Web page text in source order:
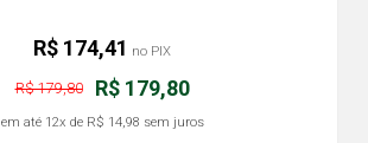
R$ 179,80
R$ 179,80
em até 12x de R$ 14,98 sem juros
R$ 174,41 no PIX